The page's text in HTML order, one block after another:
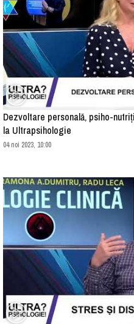
Dezvoltare personală, psiho-
la Ultrapsihologie
04 noi 2023, 10:00